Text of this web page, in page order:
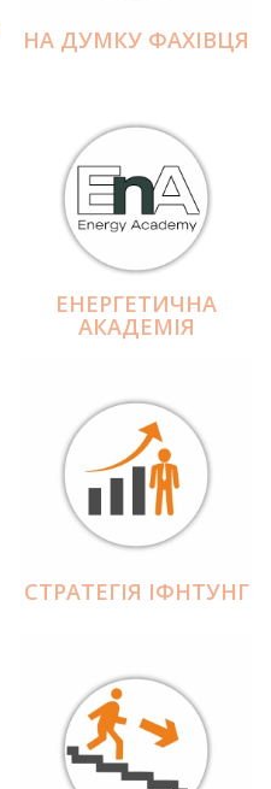
НА ДУМКУ ФАХІВЦЯ
ЕНЕРГЕТИЧНА
АКАДЕМІЯ
СТРАТЕГІЯ ІФНТУНГ